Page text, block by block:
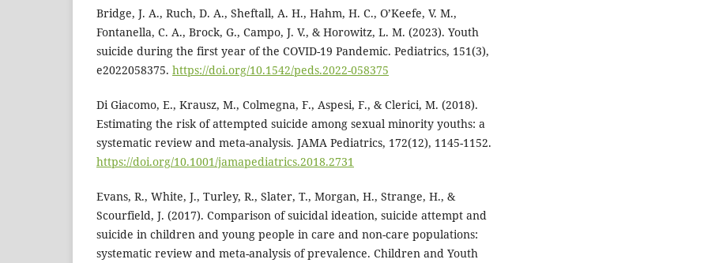
Bridge, J. A., Ruch, D. A., Sheftall, A. H., Hahm, H. C., O’Keefe, V. M.,
Fontanella, C. A., Brock, G., Campo, J. V., & Horowitz, L. M. (2023). Youth
suicide during the first year of the COVID-19 Pandemic. Pediatrics, 151(3),
e2022058375. https://doi.org/10.1542/peds.2022-058375
Di Giacomo, E., Krausz, M., Colmegna, F., Aspesi, F., & Clerici, M. (2018).
Estimating the risk of attempted suicide among sexual minority youths: a
systematic review and meta-analysis. JAMA Pediatrics, 172(12), 1145-1152.
https://doi.org/10.1001/jamapediatrics.2018.2731
Evans, R., White, J., Turley, R., Slater, T., Morgan, H., Strange, H., &
Scourfield, J. (2017). Comparison of suicidal ideation, suicide attempt and
suicide in children and young people in care and non-care populations:
systematic review and meta-analysis of prevalence. Children and Youth